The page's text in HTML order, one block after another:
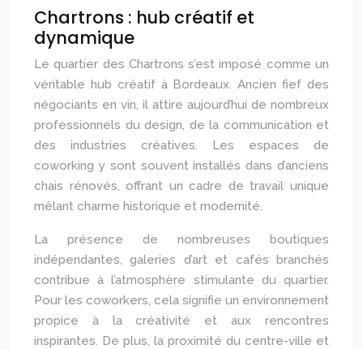
Chartrons : hub créatif et
dynamique
Le quartier des Chartrons s’est imposé comme un
véritable hub créatif à Bordeaux. Ancien fief des
négociants en vin, il attire aujourd’hui de nombreux
professionnels du design, de la communication et
des industries créatives. Les espaces de
coworking y sont souvent installés dans d’anciens
chais rénovés, offrant un cadre de travail unique
mêlant charme historique et modernité.
La présence de nombreuses boutiques
indépendantes, galeries d’art et cafés branchés
contribue à l’atmosphère stimulante du quartier.
Pour les coworkers, cela signifie un environnement
propice à la créativité et aux rencontres
inspirantes. De plus, la proximité du centre-ville et